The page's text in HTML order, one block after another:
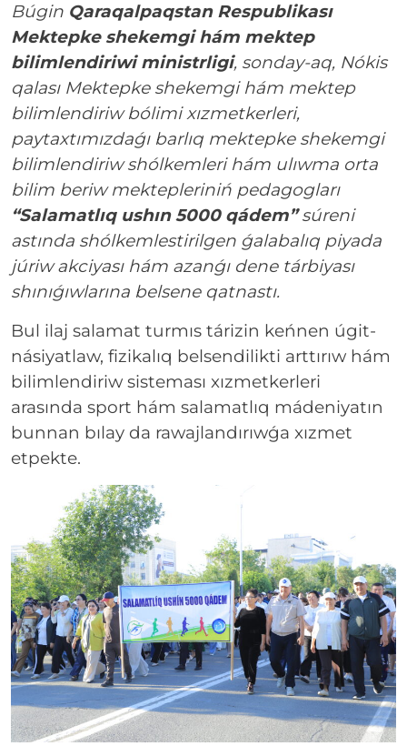
Búgin Qaraqalpaqstan Respublikası
Mektepke shekemgi hám mektep
bilimlendiriwi ministrligi, sonday-aq, Nókis
qalası Mektepke shekemgi hám mektep
bilimlendiriw bólimi xızmetkerleri,
paytaxtımızdaǵı barlıq mektepke shekemgi
bilimlendiriw shólkemleri hám ulıwma orta
bilim beriw mektepleriniń pedagogları
“Salamatlıq ushın 5000 qádem”súreni
astında shólkemlestirilgen ǵalabalıq piyada
júriw akciyası hám azanǵı dene tárbiyası
shınıǵıwlarına belsene qatnastı.
Bul ilaj salamat turmıs tárizin keńnen úgit-
násiyatlaw, fizikalıq belsendilikti arttırıw hám
bilimlendiriw sisteması xızmetkerleri
arasında sport hám salamatlıq mádeniyatın
bunnan bılay da rawajlandırıwǵa xızmet
etpekte.